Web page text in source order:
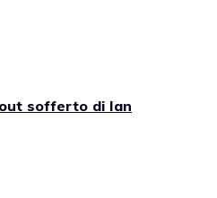
sofferto di Ian